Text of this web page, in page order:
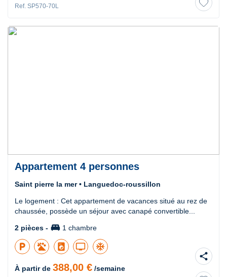
Ref. SP570-70L
Appartement 4 personnes
Saint pierre la mer • Languedoc-roussillon
Le logement : Cet appartement de vacances situé au rez de
chaussée, possède un séjour avec canapé convertible...
2 pièces - king_bed 1 chambre
local_parking local_laundry_service tv ac_unit
À partir de 388,00 € /semaine
share